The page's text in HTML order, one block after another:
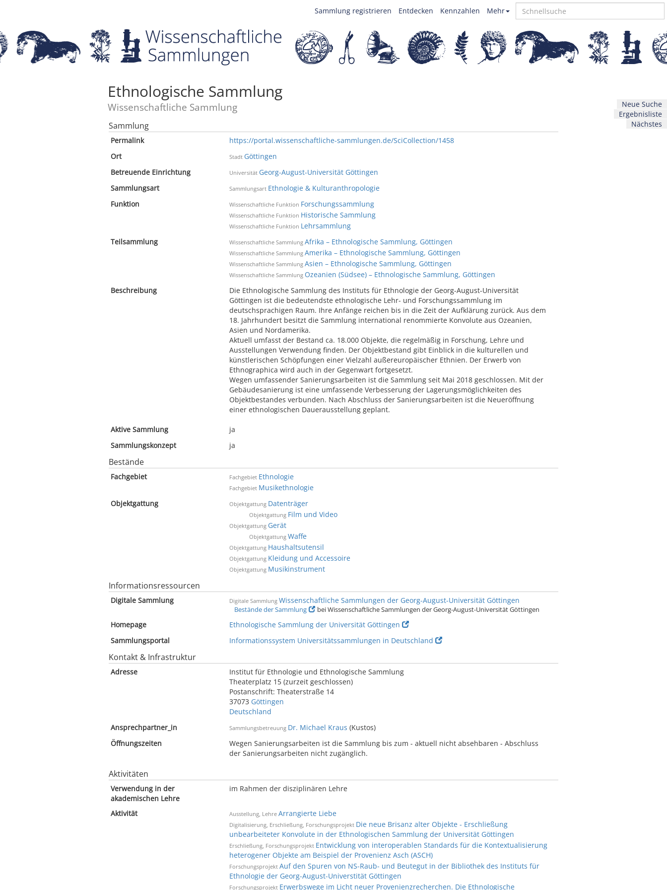
Mehr
Kennzahlen
Entdecken
Sammlung registrieren
Neue Suche
Ergebnisliste
Nächstes
Ethnologische Sammlung
Wissenschaftliche Sammlung
Sammlung
Permalink
https://portal.wissenschaftliche-sammlungen.de/SciCollection/1458
Ort
Stadt Göttingen
Betreuende Einrichtung
Universität Georg-August-Universität Göttingen
Sammlungsart
Sammlungsart Ethnologie & Kulturanthropologie
Funktion
Wissenschaftliche Funktion Forschungssammlung
Wissenschaftliche Funktion Historische Sammlung
Wissenschaftliche Funktion Lehrsammlung
Teilsammlung
Wissenschaftliche Sammlung Afrika – Ethnologische Sammlung, Göttingen
Wissenschaftliche Sammlung Amerika – Ethnologische Sammlung, Göttingen
Wissenschaftliche Sammlung Asien – Ethnologische Sammlung, Göttingen
Wissenschaftliche Sammlung Ozeanien (Südsee) – Ethnologische Sammlung, Göttingen
Beschreibung
Die Ethnologische Sammlung des Instituts für Ethnologie der Georg-August-Universität
Göttingen ist die bedeutendste ethnologische Lehr- und Forschungssammlung im
deutschsprachigen Raum. Ihre Anfänge reichen bis in die Zeit der Aufklärung zurück. Aus dem
18. Jahrhundert besitzt die Sammlung international renommierte Konvolute aus Ozeanien,
Asien und Nordamerika.
Aktuell umfasst der Bestand ca. 18.000 Objekte, die regelmäßig in Forschung, Lehre und
Ausstellungen Verwendung finden. Der Objektbestand gibt Einblick in die kulturellen und
künstlerischen Schöpfungen einer Vielzahl außereuropäischer Ethnien. Der Erwerb von
Ethnographica wird auch in der Gegenwart fortgesetzt.
Wegen umfassender Sanierungsarbeiten ist die Sammlung seit Mai 2018 geschlossen. Mit der
Gebäudesanierung ist eine umfassende Verbesserung der Lagerungsmöglichkeiten des
Objektbestandes verbunden. Nach Abschluss der Sanierungsarbeiten ist die Neueröffnung
einer ethnologischen Dauerausstellung geplant.
Aktive Sammlung
ja
Sammlungskonzept
ja
Bestände
Fachgebiet Fachgebiet Ethnologie
Fachgebiet Musikethnologie
Objektgattung
Objektgattung Datenträger
Objektgattung Film und Video
Objektgattung Gerät
Objektgattung Waffe
Objektgattung Haushaltsutensil
Objektgattung Kleidung und Accessoire
Objektgattung Musikinstrument
Informationsressourcen
Digitale Sammlung Digitale Sammlung Wissenschaftliche Sammlungen der Georg-August-Universität Göttingen
Bestände der Sammlung bei Wissenschaftliche Sammlungen der Georg-August-Universität Göttingen
Homepage
Ethnologische Sammlung der Universität Göttingen
Sammlungsportal
Informationssystem Universitätssammlungen in Deutschland
Kontakt & Infrastruktur
Adresse
Institut für Ethnologie und Ethnologische Sammlung
Theaterplatz 15 (zurzeit geschlossen)
Postanschrift: Theaterstraße 14
37073 Göttingen
Deutschland
Ansprechpartner_in
Sammlungsbetreuung Dr. Michael Kraus (Kustos)
Öffnungszeiten
Wegen Sanierungsarbeiten ist die Sammlung bis zum - aktuell nicht absehbaren - Abschluss
der Sanierungsarbeiten nicht zugänglich.
Aktivitäten
Verwendung in der
akademischen Lehre
im Rahmen der disziplinären Lehre
Aktivität Ausstellung, Lehre Arrangierte Liebe
Digitalisierung, Erschließung, Forschungsprojekt Die neue Brisanz alter Objekte - Erschließung
unbearbeiteter Konvolute in der Ethnologischen Sammlung der Universität Göttingen
Erschließung, Forschungsprojekt Entwicklung von interoperablen Standards für die Kontextualisierung
heterogener Objekte am Beispiel der Provenienz Asch (ASCH)
Forschungsprojekt Auf den Spuren von NS-Raub- und Beutegut in der Bibliothek des Instituts für
Ethnologie der Georg-August-Universtität Göttingen
Forschungsprojekt Erwerbswege im Licht neuer Provenienzrecherchen. Die Ethnologische